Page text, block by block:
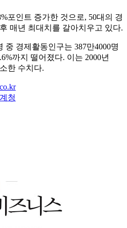
포인트 증가한 것으로, 50대의 경
매년 최대치를 갈아치우고 있다.
중 경제활동인구는 387만4000명
까지 떨어졌다. 이는 2000년
한 수치다.
청